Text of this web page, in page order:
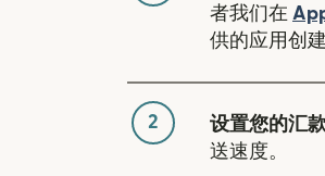
者我们在
供的应用创
2 设置您的汇
送速度。